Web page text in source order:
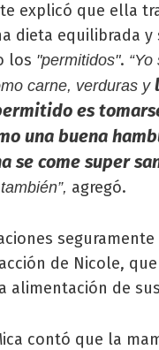
explicó que ella
dieta equilibrada y
los "permitidos".
carne, verduras y
es
una buena
se come super
agregó.
de Nicole,
alimentación de
contó que la